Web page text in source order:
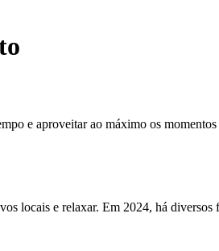
e aproveitar ao máximo os
locais e relaxar. Em 2024, há